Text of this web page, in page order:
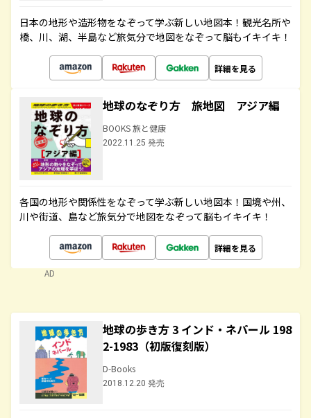
日本の地形や造形物をなぞって学ぶ新しい地図本！観光名所や
橋、川、湖、半島など旅気分で地図をなぞって脳もイキイキ！
詳細を見る
地球のなぞり方 旅地図 アジア編
BOOKS 旅と健康
2022.11.25 発売
各国の地形や関係性をなぞって学ぶ新しい地図本！国境や州、
川や街道、島など旅気分で地図をなぞって脳もイキイキ！
詳細を見る
AD
地球の歩き方 3 インド・ネパール 198
2-1983（初版復刻版）
D-Books
2018.12.20 発売